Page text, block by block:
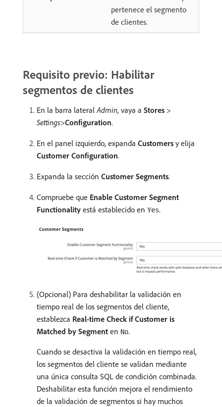
pertenece el segmento
de clientes.
Requisito previo: Habilitar
segmentos de clientes
En la barra lateralAdmin, vaya a Stores >
Settings>Configuration.
En el panel izquierdo, expanda Customers y elija
Customer Configuration.
Expanda la sección Customer Segments.
Compruebe que Enable Customer Segment
Functionality está establecido en Yes.
(Opcional) Para deshabilitar la validación en
tiempo real de los segmentos del cliente,
establezca Real-time Check if Customer is
Matched by Segment en No.
Cuando se desactiva la validación en tiempo real,
los segmentos del cliente se validan mediante
una única consulta SQL de condición combinada.
Deshabilitar esta función mejora el rendimiento
de la validación de segmentos si hay muchos